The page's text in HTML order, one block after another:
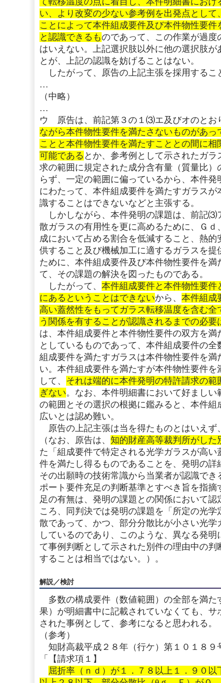
い、より改変の少ない参考例を出発点とし
ことによって本件組成要件及び本件物性要
と認識できるものであって、この作業が過
はいえない。上記選択肢以外に他の選択肢
とが、上記の認識を妨げることはない。
したがって、原告の上記主張を採用するこ
…
（中略）
…
ウ 原告は、前記第３の１⑶エ及びオのとお
ながら本件物性要件を満たさないものがあ
ことと本件物性要件を満たすこととの間に
可能である とか、参考例として示されたガ
求の範囲に規定された成分含有量（質量比
らず、一定の範囲に偏っているから、本件
にわたって、本件組成要件を満たすガラス
識することはできないなどと主張する。
しかしながら、本件発明の課題は、前記⑶
散ガラスの有用性を更に高めるために、Ｇ
成において占める割合を低減すること、熱
供すること及び機械加工に適するガラスを
ために、本件組成要件及び本件物性要件を
て、その課題の解決を図ったものである。
したがって、 本件組成要件と本件物性要
にあるということはできないから、 本件組成
高い蓋然性をもってガラス転移温度を含む
う関係を有することが認識されるまでの必要
は、本件組成要件と本件物性要件の双方を
としているものであって、本件組成要件の
組成要件を満たすガラスは本件物性要件を
い。本件組成要件を満たすが本件物性要件
して、 それは端的に本件発明の特許請求の
ぎない。なお、本件明細書において好まし
の範囲とその選択の根拠に鑑みると、本件
広いとは認め難い。
原告の上記主張は当を得たものとはいえず
（なお、原告は、 知的財産高等裁判所がした
た「組成要件で特定される光学ガラスが高
件を満たし得るものであることを、発明の
その出願時の技術常識から当業者が認識で
ポート要件充足の判断基準とすべき旨を指
足の有無は、発明の課題との関係において
ころ、同判決では発明の課題を「所定の光
散であって、かつ、部分分散比が小さい光
しているのであり、このような、異なる発
て事例判断として示された別件の理由中の
することは相当ではない。）。
解説／検討
多数の構成要件（数値範囲）の全部を満た
果）が明細書中に記載されていなくても、
された事例として、参考になると思われる。
（参考）
知財高裁平成２８年（行ケ）第１０１８９
「【請求項１】
屈折率（ｎｄ）が１．７８以上１．９０